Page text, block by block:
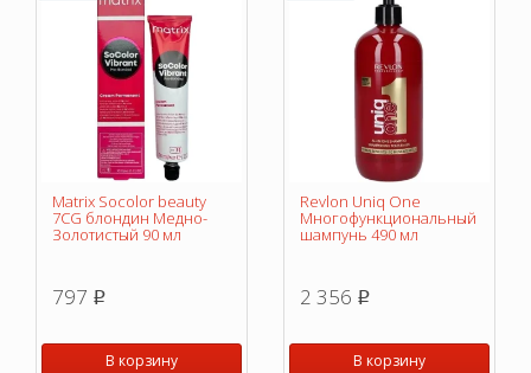
Matrix Socolor beauty
7CG блондин Медно-
Золотистый 90 мл
797 p
В корзину
Revlon Uniq One
Многофункциональный
шампунь 490 мл
2 356 p
В корзину